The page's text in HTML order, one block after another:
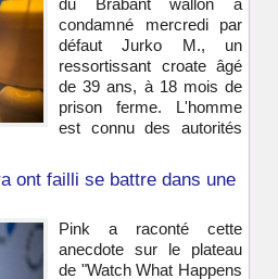
du Brabant wallon a
condamné mercredi par
défaut Jurko M., un
ressortissant croate âgé
de 39 ans, à 18 mois de
prison ferme. L'homme
est connu des autorités
ont failli se battre dans une
Pink a raconté cette
anecdote sur le plateau
de "Watch What Happens